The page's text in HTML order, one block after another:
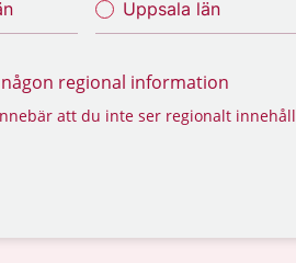
Uppsala län
någon regional information
att du inte ser regionalt